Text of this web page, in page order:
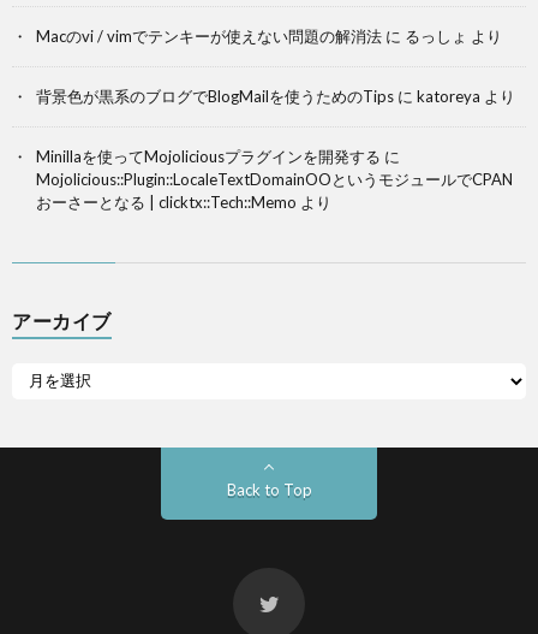
Macのvi / vimでテンキーが使えない問題の解消法 に るっしょ より
背景色が黒系のブログでBlogMailを使うためのTips に katoreya より
Minillaを使ってMojoliciousプラグインを開発する に
Mojolicious::Plugin::LocaleTextDomainOOというモジュールでCPAN
おーさーとなる | clicktx::Tech::Memo より
アーカイブ
Back to Top